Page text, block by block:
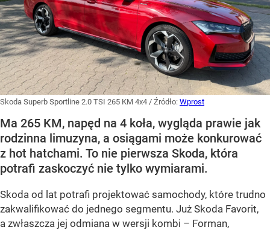
Skoda Superb Sportline 2.0 TSI 265 KM 4x4 / Źródło: Wprost
Ma 265 KM, napęd na 4 koła, wygląda prawie jak
rodzinna limuzyna, a osiągami może konkurować
z hot hatchami. To nie pierwsza Skoda, która
potrafi zaskoczyć nie tylko wymiarami.
Skoda od lat potrafi projektować samochody, które trudno
zakwalifikować do jednego segmentu. Już Skoda Favorit,
a zwłaszcza jej odmiana w wersji kombi – Forman,